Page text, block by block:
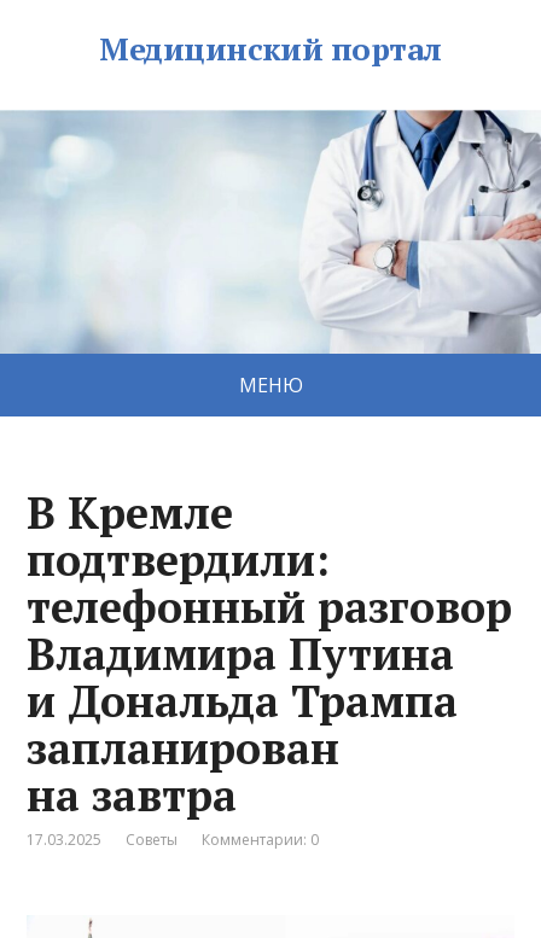
Медицинский портал
МЕНЮ
В Кремле
подтвердили:
телефонный разговор
Владимира Путина
и Дональда Трампа
запланирован
на завтра
17.03.2025 Советы Комментарии: 0